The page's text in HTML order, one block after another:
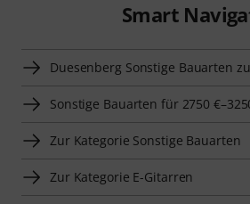
Smart
Duesenberg Sonstige Bauarten
Sonstige Bauarten für 2750
Zur Kategorie Sonstige Bauarten
Zur Kategorie E-Gitarren